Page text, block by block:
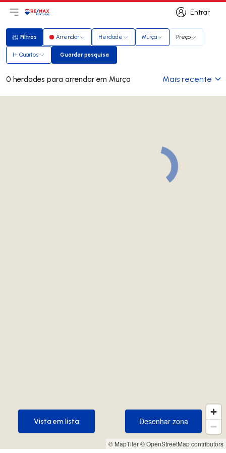
Entrar
Entrar
Abri menu principal
LogoIr para página inicial
Filtros
Filtros Arrendar Herdade Murça Preço
1+ Quartos Guardar pesquisa
Guardar pesquisa
0 herdades para arrendar em Murça Mais recente
© MapTiler© OpenStreetMap contributors
Desenhar zona
Desenhar zona
Vista em lista
Vista em lista